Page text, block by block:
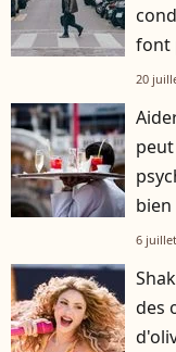
font
20
6
des